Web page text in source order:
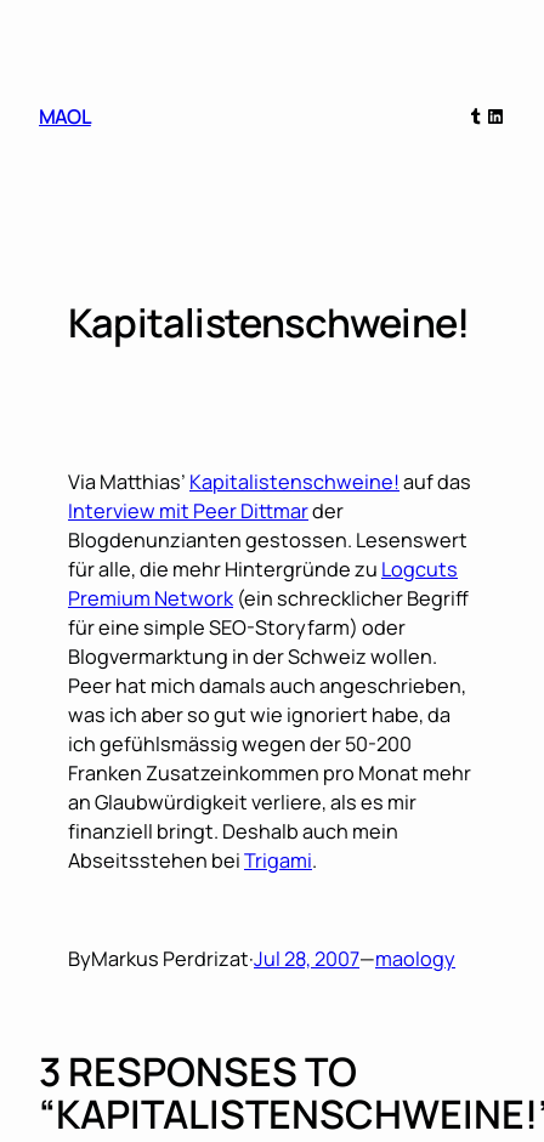
MAOL
Tumblr
Kapitalistenschweine!
Via Matthias’ Kapitalistenschweine!auf das
Interview mit Peer Dittmarder
Blogdenunzianten gestossen. Lesenswert
für alle, die mehr Hintergründe zu Logcuts
Premium Network (ein schrecklicher Begriff
für eine simple SEO-Storyfarm) oder
Blogvermarktung in der Schweiz wollen.
Peer hat mich damals auch angeschrieben,
was ich aber so gut wie ignoriert habe, da
ich gefühlsmässig wegen der 50-200
Franken Zusatzeinkommen pro Monat mehr
an Glaubwürdigkeit verliere, als es mir
finanziell bringt. Deshalb auch mein
Abseitsstehen beiTrigami.
ByMarkus Perdrizat·Jul 28, 2007—maology
3 RESPONSES TO